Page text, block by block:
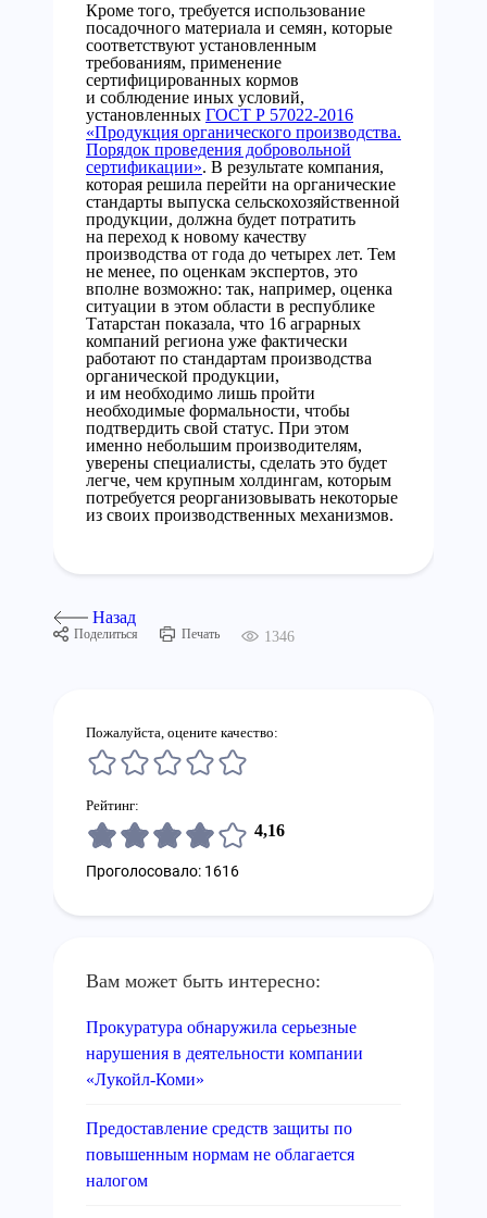
Кроме того, требуется использование
посадочного материала и семян, которые
соответствуют установленным
требованиям, применение
сертифицированных кормов
и соблюдение иных условий,
установленных ГОСТ Р 57022-2016
«Продукция органического производства.
Порядок проведения добровольной
сертификации». В результате компания,
которая решила перейти на органические
стандарты выпуска сельскохозяйственной
продукции, должна будет потратить
на переход к новому качеству
производства от года до четырех лет. Тем
не менее, по оценкам экспертов, это
вполне возможно: так, например, оценка
ситуации в этом области в республике
Татарстан показала, что 16 аграрных
компаний региона уже фактически
работают по стандартам производства
органической продукции,
и им необходимо лишь пройти
необходимые формальности, чтобы
подтвердить свой статус. При этом
именно небольшим производителям,
уверены специалисты, сделать это будет
легче, чем крупным холдингам, которым
потребуется реорганизовывать некоторые
из своих производственных механизмов.
Назад
Поделиться Печать 1346
Пожалуйста, оцените качество:
Рейтинг:
4,16
Проголосовало: 1616
Вам может быть интересно:
Прокуратура обнаружила серьезные
нарушения в деятельности компании
«Лукойл-Коми»
Предоставление средств защиты по
повышенным нормам не облагается
налогом